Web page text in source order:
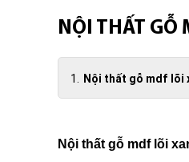
NỘI THẤT GỖ
Nội thất gỗ mdf lõi
Nội thất gỗ mdf lõi